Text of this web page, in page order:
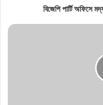
বিজেপি পার্টি অফিসে